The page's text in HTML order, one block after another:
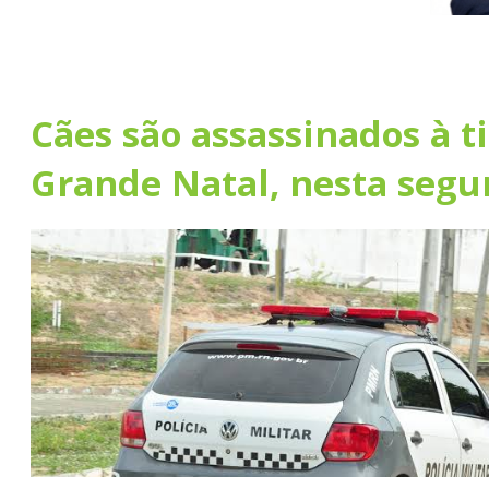
Cães são assassinados à
Grande Natal, nesta